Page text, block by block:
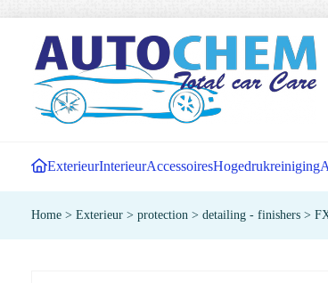
ExterieurInterieurAccessoiresHogedrukreiniging
Home > Exterieur > protection > detailing - finishers >